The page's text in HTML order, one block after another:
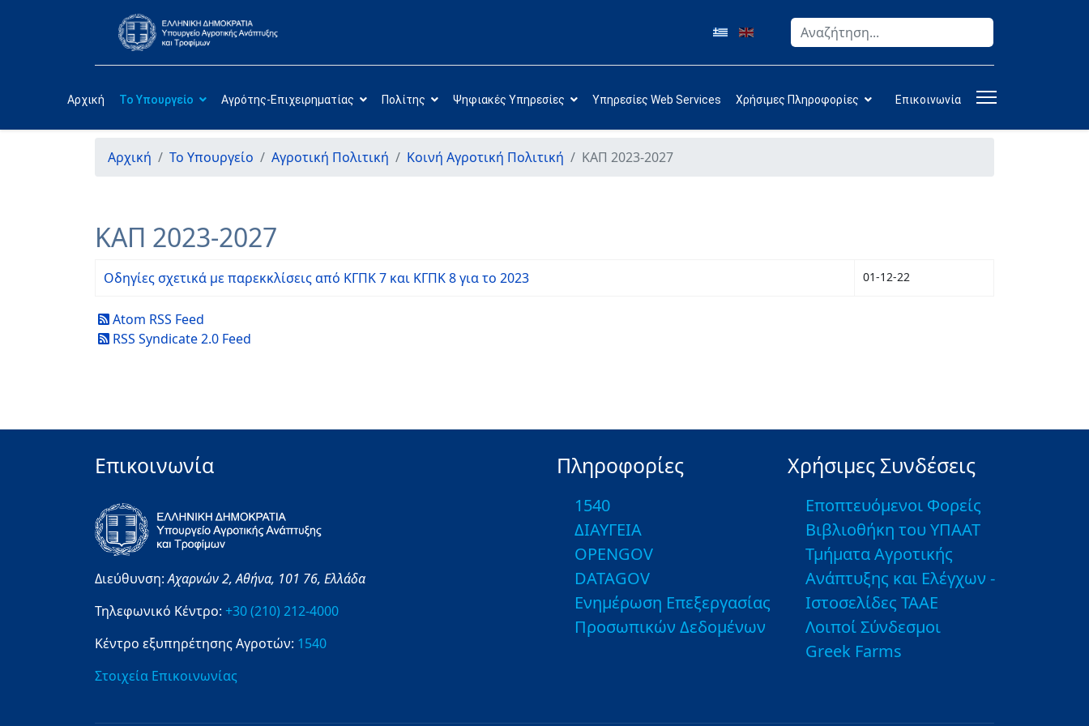
Αναζήτηση
Αρχική Το Υπουργείο Αγρότης-Επιχειρηματίας Πολίτης Ψηφιακές Υπηρεσίες Υπηρεσίες Web Services Χρήσιμες Πληροφορίες Επικοινωνία
Αρχική Το Υπουργείο Αγροτική Πολιτική Κοινή Αγροτική Πολιτική ΚΑΠ 2023-2027
ΚΑΠ 2023-2027
Οδηγίες σχετικά με παρεκκλίσεις από ΚΓΠΚ 7 και ΚΓΠΚ 8 για το 2023 01-12-22
Atom RSS Feed
RSS Syndicate 2.0 Feed
Επικοινωνία
Διεύθυνση:Αχαρνών 2,Αθήνα, 101 76, Ελλάδα
Τηλεφωνικό Κέντρο: +30 (210) 212-4000
Κέντρο εξυπηρέτησης Αγροτών: 1540
Στοιχεία Επικοινωνίας
Πληροφορίες
1540
ΔΙΑΥΓΕΙΑ
OPENGOV
DATAGOV
Ενημέρωση Επεξεργασίας
Προσωπικών Δεδομένων
Χρήσιμες Συνδέσεις
Εποπτευόμενοι Φορείς
Βιβλιοθήκη του ΥΠΑΑΤ
Τμήματα Αγροτικής
Ανάπτυξης και Ελέγχων -
Ιστοσελίδες ΤΑΑΕ
Λοιποί Σύνδεσμοι
Greek Farms